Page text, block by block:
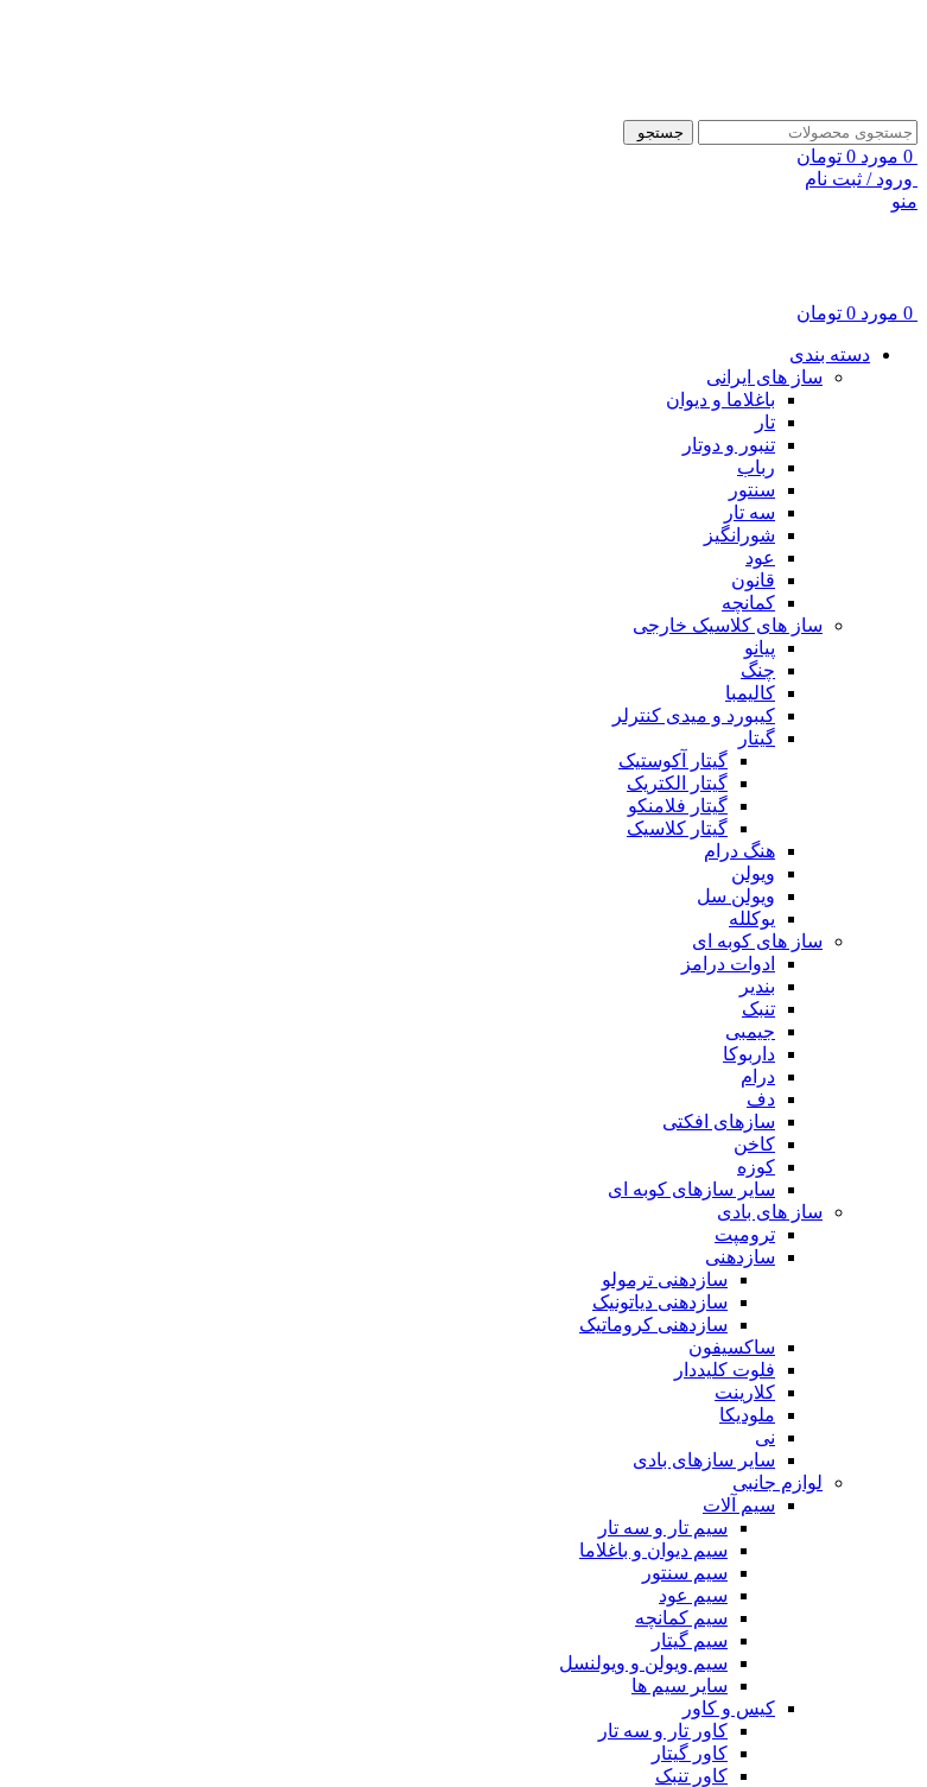
جستجو
0 مورد 0 تومان
ورود / ثبت نام
منو
0 مورد 0 تومان
دسته بندی
ساز های ایرانی
باغلاما و دیوان
تار
تنبور و دوتار
رباب
سنتور
سه تار
شورانگیز
عود
قانون
کمانچه
ساز های کلاسیک خارجی
پیانو
چنگ
کالیمبا
کیبورد و میدی کنترلر
گیتار
گیتار آکوستیک
گیتار الکتریک
گیتار فلامنکو
گیتار کلاسیک
هنگ درام
ویولن
ویولن سل
یوکلله
ساز های کوبه ای
ادوات درامز
بندیر
تنبک
جیمبی
داربوکا
درام
دف
سازهای افکتی
کاخن
کوزه
سایر سازهای کوبه ای
ساز های بادی
ترومپت
سازدهنی
سازدهنی ترمولو
سازدهنی دیاتونیک
سازدهنی کروماتیک
ساکسیفون
فلوت کلیددار
کلارینت
ملودیکا
نی
سایر سازهای بادی
لوازم جانبی
سیم آلات
سیم تار و سه تار
سیم دیوان و باغلاما
سیم سنتور
سیم عود
سیم کمانچه
سیم گیتار
سیم ویولن و ویولنسل
سایر سیم ها
کیس و کاور
کاور تار و سه تار
کاور گیتار
کاور تنبک